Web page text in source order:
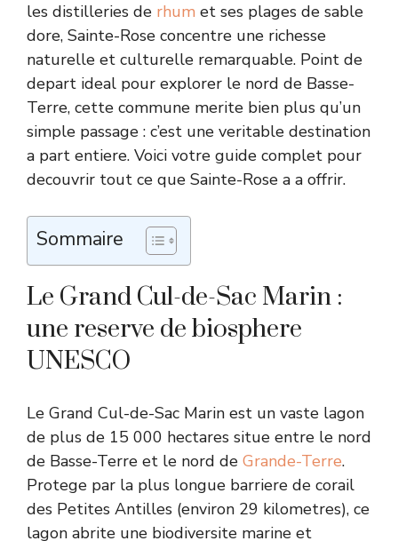
les distilleries de rhum et ses plages de sable
dore, Sainte-Rose concentre une richesse
naturelle et culturelle remarquable. Point de
depart ideal pour explorer le nord de Basse-
Terre, cette commune merite bien plus qu’un
simple passage : c’est une veritable destination
a part entiere. Voici votre guide complet pour
decouvrir tout ce que Sainte-Rose a a offrir.
Sommaire
Le Grand Cul-de-Sac Marin :
une reserve de biosphere
UNESCO
Le Grand Cul-de-Sac Marin est un vaste lagon
de plus de 15 000 hectares situe entre le nord
de Basse-Terre et le nord de Grande-Terre.
Protege par la plus longue barriere de corail
des Petites Antilles (environ 29 kilometres), ce
lagon abrite une biodiversite marine et